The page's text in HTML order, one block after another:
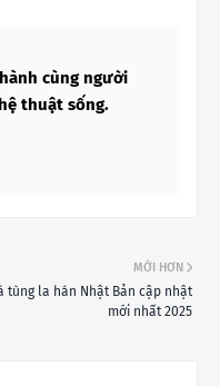
cùng người
thuật sống.
MỚI HƠN
tùng la hán Nhật Bản cập nhật
mới nhất 2025